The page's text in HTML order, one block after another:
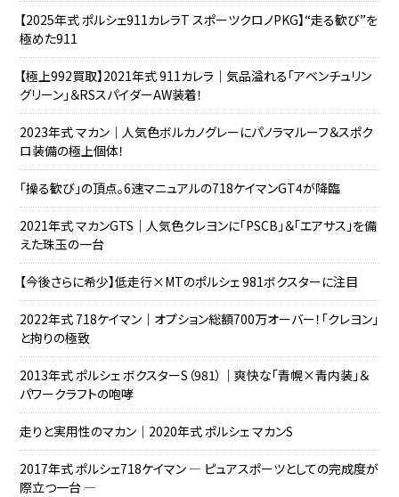
【2025年式 ポルシェ911カレラT スポーツクロノPKG】“走る歓び”を
極めた911
【極上992買取】2021年式 911カレラ｜気品溢れる「アベンチュリン
グリーン」＆RSスパイダーAW装着！
2023年式 マカン｜人気色ボルカノグレーにパノラマルーフ＆スポク
ロ装備の極上個体！
「操る歓び」の頂点。6速マニュアルの718ケイマンGT4が降臨
2021年式 マカンGTS｜人気色クレヨンに「PSCB」＆「エアサス」を備
えた珠玉の一台
【今後さらに希少】低走行×MTのポルシェ 981ボクスターに注目
2022年式 718ケイマン｜オプション総額700万オーバー！「クレヨン」
と拘りの極致
2013年式 ポルシェ ボクスターS（981）｜爽快な「青幌×青内装」＆
パワークラフトの咆哮
走りと実用性のマカン｜2020年式 ポルシェ マカンS
2017年式 ポルシェ718ケイマン ― ピュアスポーツとしての完成度が
際立つ一台 ―